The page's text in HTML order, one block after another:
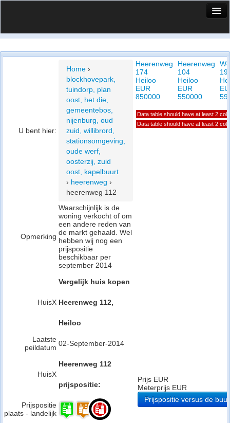
Vergelijk prijsposities - wijk
Privacy beleid
U bent hier:
Home ›
blockhovepark,
tuindorp, plan
oost, het die,
gemeentebos,
nijenburg, oud
zuid, willibrord,
stationsomgeving,
oude werf,
oosterzij, zuid
oost, kapelbuurt
› heerenweg ›
heerenweg 112
Opmerking
Waarschijnlijk is de
woning verkocht of om
een andere reden van
de markt gehaald. Wel
hebben wij nog een
prijspositie
beschikbaar per
september 2014
HuisX
Vergelijk huis kopen
Heerenweg 112,
Heiloo
Laatste
peildatum 02-September-2014
HuisX
Heerenweg 112
prijspositie:
Prijspositie
plaats - landelijk
Heerenweg
174
Heiloo
EUR
850000
Heerenweg
104
Heiloo
EUR
550000
19
Data table should have at least 2
Data table should have at least 2
Prijs EUR
Meterprijs EUR
Prijspositie versus de